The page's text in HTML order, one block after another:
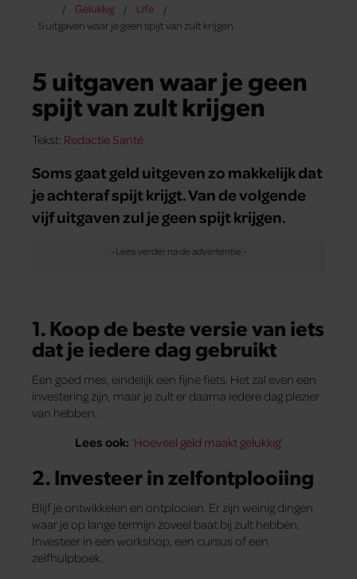
Gelukkig
Life
5 uitgaven waar je geen spijt van zult krijgen
5 uitgaven waar je geen
spijt van zult krijgen
Tekst: Redactie Santé
Soms gaat geld uitgeven zo makkelijk dat
je achteraf spijt krijgt. Van de volgende
vijf uitgaven zul je geen spijt krijgen.
1. Koop de beste versie van iets
dat je iedere dag gebruikt
Een goed mes, eindelijk een fijne fiets. Het zal even een
investering zijn, maar je zult er daarna iedere dag plezier
van hebben.
Lees ook: ‘Hoeveel geld maakt gelukkig‘
2. Investeer in zelfontplooiing
Blijf je ontwikkelen en ontplooien. Er zijn weinig dingen
waar je op lange termijn zoveel baat bij zult hebben.
Investeer in een workshop, een cursus of een
zelfhulpboek.